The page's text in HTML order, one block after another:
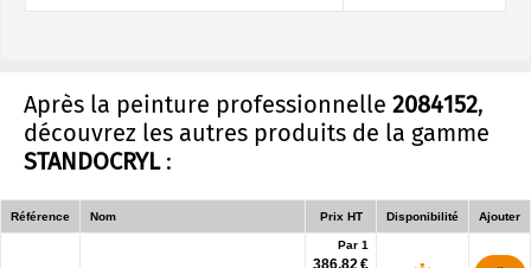
Après la peinture professionnelle 2084152,
découvrez les autres produits de la gamme
STANDOCRYL:
Référence Nom Prix HT Disponibilité Ajouter
Par 1
386.82 €